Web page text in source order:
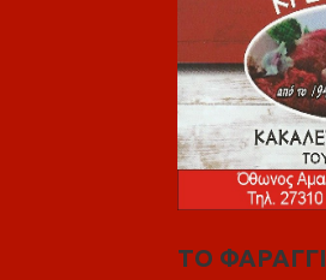
ΤΟ ΦΑΡΑΓΓΙ